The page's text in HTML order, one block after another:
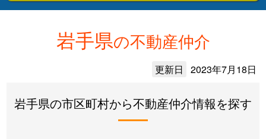
岩手県の不動産仲介
更新日 2023年7月18日
岩手県の市区町村から不動産仲介情報を探す